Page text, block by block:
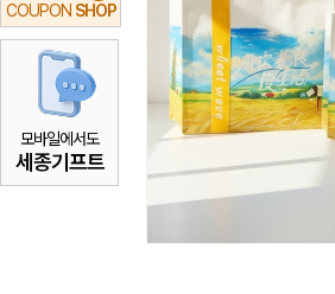
COUPON SHOP
모바일에서도
세종기프트